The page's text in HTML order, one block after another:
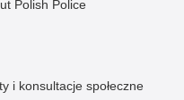
Polish Police
i konsultacje społeczne